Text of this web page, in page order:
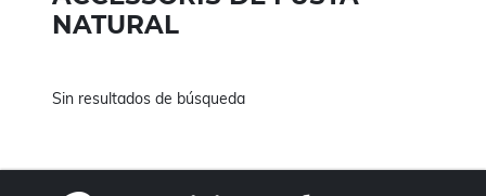
NATURAL
Sin resultados de búsqueda